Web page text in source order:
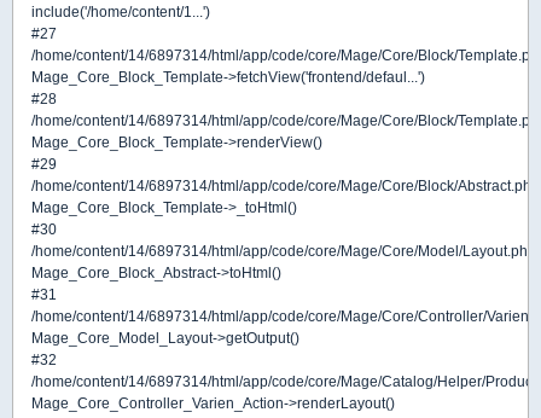
include('/home/content/1...')
#27
/home/content/14/6897314/html/app/code/core/Mage/Core/Block/
Mage_Core_Block_Template->fetchView('frontend/defaul...')
#28
/home/content/14/6897314/html/app/code/core/Mage/Core/Block/
Mage_Core_Block_Template->renderView()
#29
/home/content/14/6897314/html/app/code/core/Mage/Core/Block/
Mage_Core_Block_Template->_toHtml()
#30
/home/content/14/6897314/html/app/code/core/Mage/Core/Model/
Mage_Core_Block_Abstract->toHtml()
#31
/home/content/14/6897314/html/app/code/core/Mage/Core/Controller/Varien/
Mage_Core_Model_Layout->getOutput()
#32
/home/content/14/6897314/html/app/code/core/Mage/Catalog/Helper/
Mage_Core_Controller_Varien_Action->renderLayout()